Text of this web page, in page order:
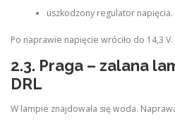
uszkodzony regulator napięcia.
Po naprawie napięcie wróciło do 14,3 V.
2.3. Praga – zalana
DRL
W lampie znajdowała się woda.